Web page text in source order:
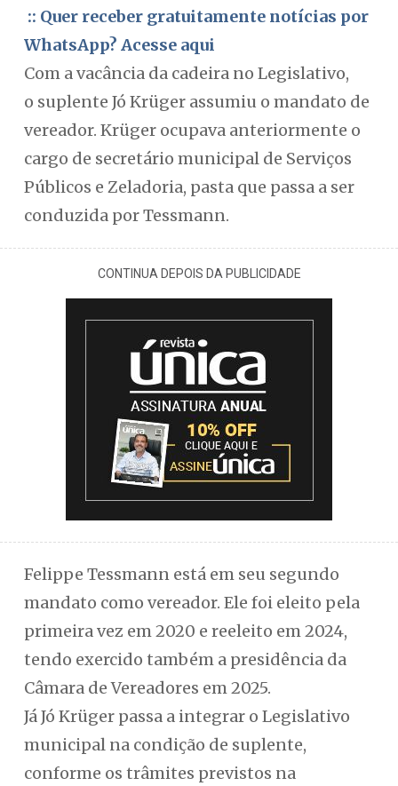
:: Quer receber gratuitamente notícias por
WhatsApp? Acesse aqui
Com a vacância da cadeira no Legislativo,
o suplente Jó Krüger assumiu o mandato de
vereador. Krüger ocupava anteriormente o
cargo de secretário municipal de Serviços
Públicos e Zeladoria, pasta que passa a ser
conduzida por Tessmann.
CONTINUA DEPOIS DA PUBLICIDADE
Felippe Tessmann está em seu segundo
mandato como vereador. Ele foi eleito pela
primeira vez em 2020 e reeleito em 2024,
tendo exercido também a presidência da
Câmara de Vereadores em 2025.
Já Jó Krüger passa a integrar o Legislativo
municipal na condição de suplente,
conforme os trâmites previstos na